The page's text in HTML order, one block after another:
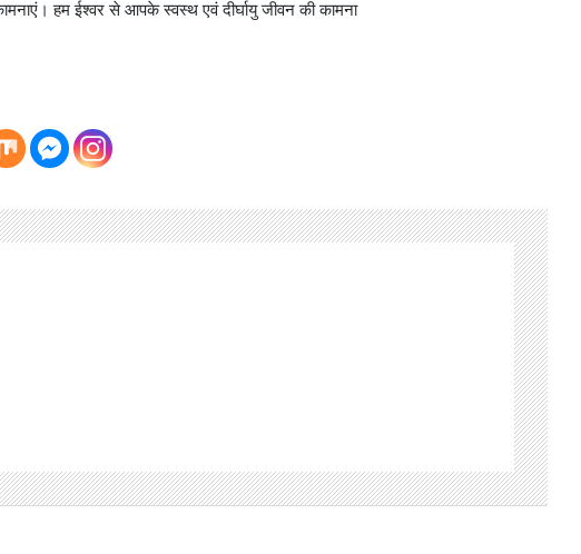
हम ईश्वर से आपके स्वस्थ एवं दीर्घायु जीवन की कामना